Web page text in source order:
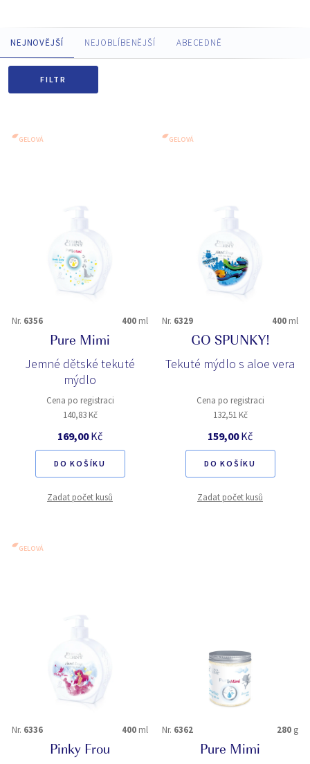
NEJNOVĚJŠÍ NEJOBLÍBENĚJŠÍ ABECEDNĚ
FILTR
GELOVÁ
Nr. 6356 400 ml
Pure Mimi
Jemné dětské tekuté
mýdlo
Cena po registraci
140,83 Kč
169,00Kč
DO KOŠÍKU
Zadat počet kusů
GELOVÁ
Nr. 6329 400 ml
GO SPUNKY!
Tekuté mýdlo s aloe vera
Cena po registraci
132,51 Kč
159,00Kč
DO KOŠÍKU
Zadat počet kusů
GELOVÁ
Nr. 6336 400 ml
Pinky Frou
Nr. 6362 280 g
Pure Mimi